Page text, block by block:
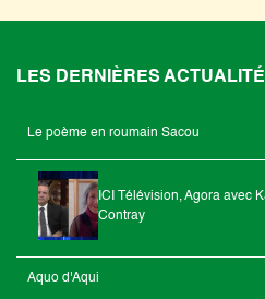
LES DERNIÈRES
Le poème en roumain Sacou
ICI Télévision, Agora avec
Contray
Aquo d'Aqui